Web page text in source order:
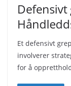
Et defensivt
involverer
for å